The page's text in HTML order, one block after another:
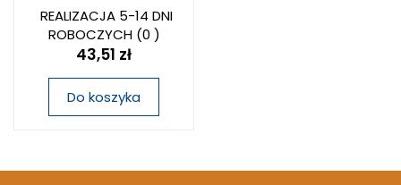
REALIZACJA 5-14 DNI
ROBOCZYCH(0 )
43,51 zł
Do koszyka